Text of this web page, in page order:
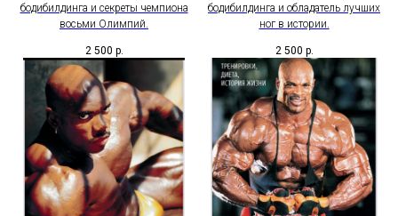
бодибилдинга и секреты чемпиона
восьми Олимпий.
2 500 р.
бодибилдинга и обладатель лучших
ног в истории.
2 500 р.